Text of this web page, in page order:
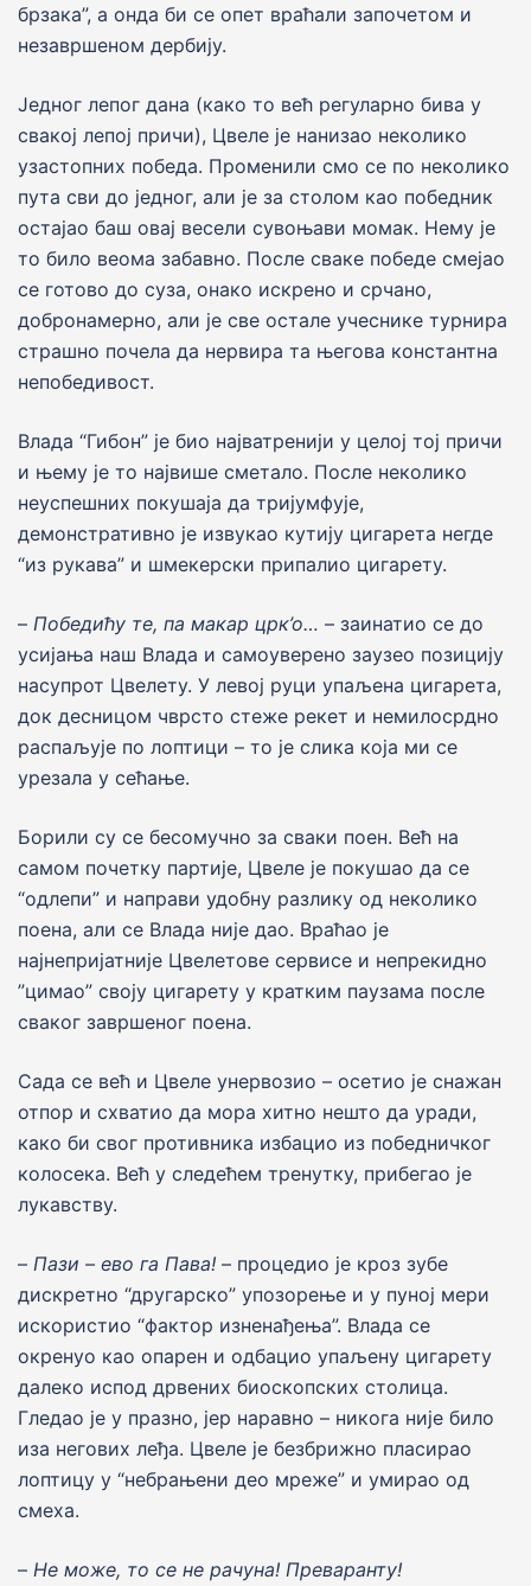
брзака”, а онда би се опет враћали започетом и
незавршеном дербиjу.
Jедног лепог дана (како то већ регуларно бива у
свакоj лепоj причи), Цвеле jе нанизао неколико
узастопних победа. Променили смо се по неколико
пута сви до jедног, али jе за столом као победник
остаjао баш оваj весели сувоњави момак. Нему је
то било веома забавно. После сваке победе смејао
се готово до суза, онако искрено и срчано,
добронамерно, али jе све остале учеснике турнира
страшно почела да нервира та његова константна
непобедивост.
Влада “Гибон” jе био наjватрениjи у целоj тоj причи
и њему jе то наjвише сметало. После неколико
неуспешних покушаjа да триjумфуjе,
демонстративно jе извукао кутиjу цигарета негде
“из рукава” и шмекерски припалио цигарету.
– Победићу те, па макар црк’о… – заинатио се до
усијања наш Влада и самоуверено заузео позицију
насупрот Цвелету. У левој руци упаљена цигарета,
док десницом чврсто стеже рекет и немилосрдно
распаљуjе по лоптици – то је слика која ми се
урезала у сећање.
Борили су се бесомучно за сваки поен. Већ на
самом почетку партиjе, Цвеле jе покушао да се
“одлепи” и направи удобну разлику од неколико
поена, али се Влада ниjе дао. Враћао је
најнепријатније Цвелетове сервисе и непрекидно
”цимао” своjу цигарету у кратким паузама после
сваког завршеног поена.
Сада се већ и Цвеле унервозио – осетио је снажан
отпор и схватио да мора хитно нешто да уради,
како би свог противника избацио из победничког
колосека. Већ у следећем тренутку, прибегао jе
лукавству.
– Пази – ево га Пава! – процедио jе кроз зубе
дискретно “другарско” упозорење и у пуноj мери
искористио “фактор изненађења”. Влада се
окренуо као опарен и одбацио упаљену цигарету
далеко испод дрвених биоскопских столица.
Гледао jе у празно, jер наравно – никога ниjе било
иза негових леђа. Цвеле је безбрижно пласирао
лоптицу у “небрањени део мреже” и умирао од
смеха.
– Не може, то се не рачуна! Преваранту!